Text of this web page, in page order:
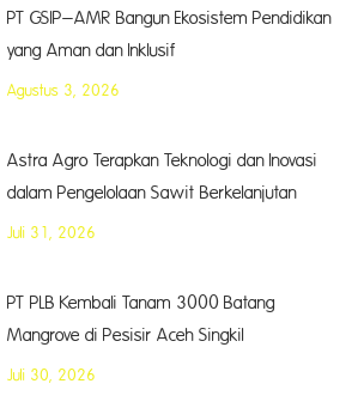
PT GSIP–AMR Bangun Ekosistem Pendidikan
yang Aman dan Inklusif
Agustus 3, 2026
Astra Agro Terapkan Teknologi dan Inovasi
dalam Pengelolaan Sawit Berkelanjutan
Juli 31, 2026
PT PLB Kembali Tanam 3000 Batang
Mangrove di Pesisir Aceh Singkil
Juli 30, 2026